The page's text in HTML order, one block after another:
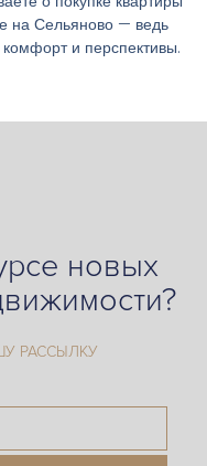
на Сельяново — ведь
и перспективы.
новых
РАССЫЛКУ